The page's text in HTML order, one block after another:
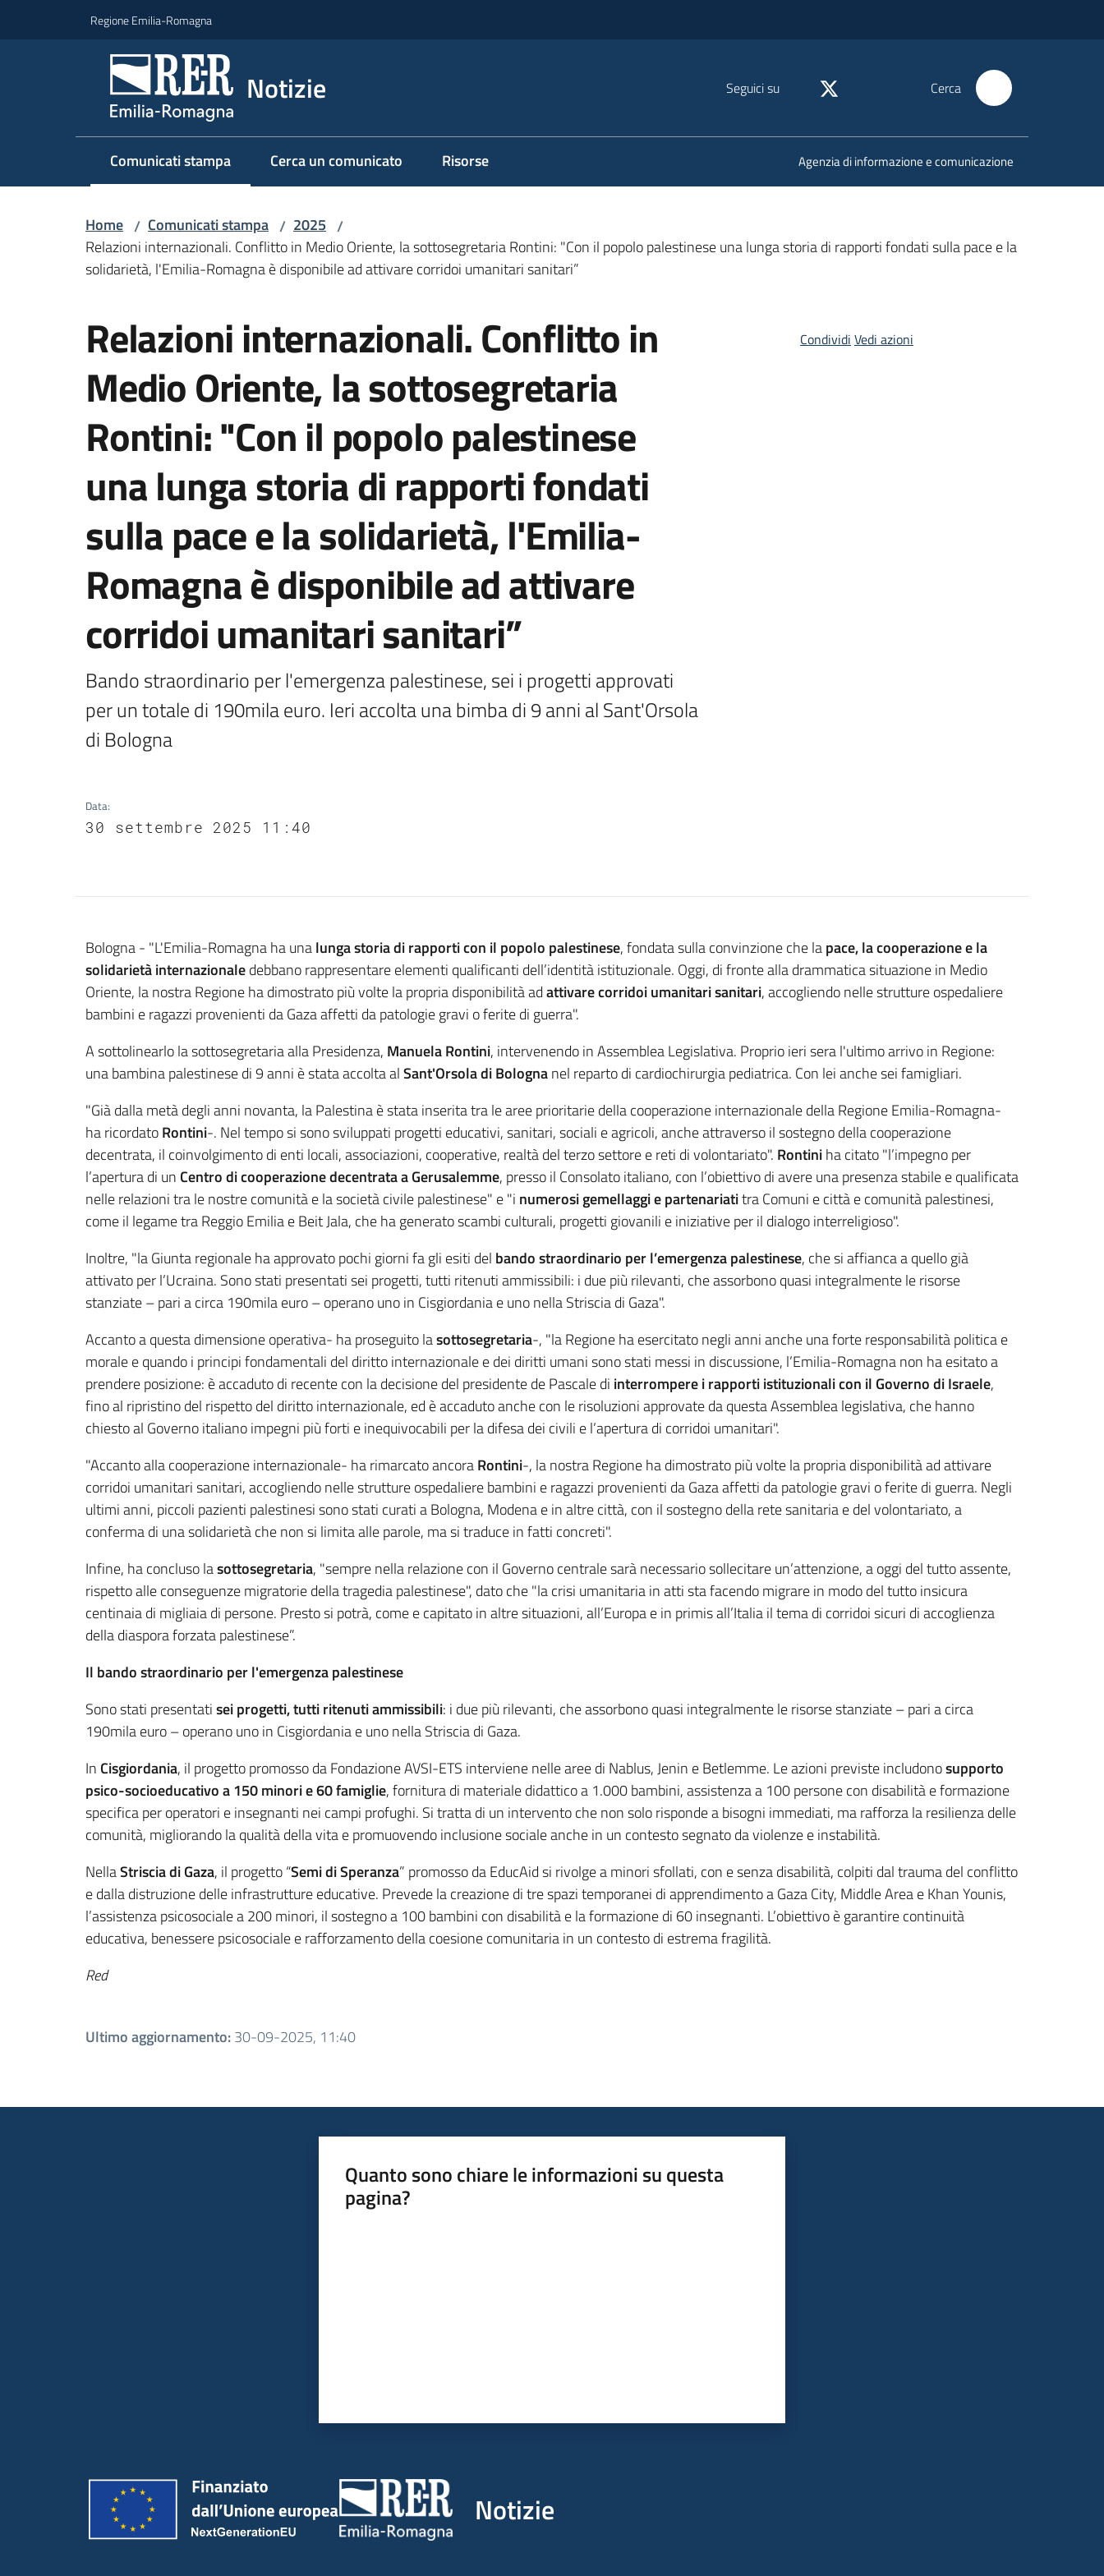
Regione Emilia-Romagna
Notizie Seguici su Cerca
Comunicati stampa
Menu selezionato Cerca un comunicato Risorse Agenzia di informazione e comunicazione
Home / Comunicati stampa / 2025 /
Relazioni internazionali. Conflitto in Medio Oriente, la sottosegretaria Rontini: "Con il popolo palestinese una lunga storia di rapporti fondati sulla pace e la
solidarietà, l'Emilia-Romagna è disponibile ad attivare corridoi umanitari sanitari”
Relazioni internazionali. Conflitto in
Medio Oriente, la sottosegretaria
Rontini: "Con il popolo palestinese
una lunga storia di rapporti fondati
sulla pace e la solidarietà, l'Emilia-
Romagna è disponibile ad attivare
corridoi umanitari sanitari”
Bando straordinario per l'emergenza palestinese, sei i progetti approvati
per un totale di 190mila euro. Ieri accolta una bimba di 9 anni al Sant'Orsola
di Bologna
Data:
30 settembre 2025 11:40
Condividi Vedi azioni
Contenuto
Bologna - "L'Emilia-Romagna ha unalunga storia di rapporti con il popolo palestinese, fondata sulla convinzione che lapace, la cooperazione e la
solidarietà internazionaledebbano rappresentare elementi qualificanti dell’identità istituzionale. Oggi, di fronte alla drammatica situazione in Medio
Oriente, la nostra Regione ha dimostrato più volte la propria disponibilità adattivare corridoi umanitari sanitari, accogliendo nelle strutture ospedaliere
bambini e ragazzi provenienti da Gaza affetti da patologie gravi o ferite di guerra".
A sottolinearlo la sottosegretaria alla Presidenza, Manuela Rontini, intervenendo in Assemblea Legislativa. Proprio ieri sera l'ultimo arrivo in Regione:
una bambina palestinese di 9 anni è stata accolta alSant'Orsola di Bolognanel reparto di cardiochirurgia pediatrica. Con lei anche sei famigliari.
"Già dalla metà degli anni novanta, la Palestina è stata inserita tra le aree prioritarie della cooperazione internazionale della Regione Emilia-Romagna-
ha ricordatoRontini-. Nel tempo si sono sviluppati progetti educativi, sanitari, sociali e agricoli, anche attraverso il sostegno della cooperazione
decentrata, il coinvolgimento di enti locali, associazioni, cooperative, realtà del terzo settore e reti di volontariato". Rontiniha citato "l’impegno per
l’apertura di un Centro di cooperazione decentrata a Gerusalemme, presso il Consolato italiano, con l’obiettivo di avere una presenza stabile e qualificata
nelle relazioni tra le nostre comunità e la società civile palestinese" e "i numerosi gemellaggi e partenariatitra Comuni e città e comunità palestinesi,
come il legame tra Reggio Emilia e Beit Jala, che ha generato scambi culturali, progetti giovanili e iniziative per il dialogo interreligioso".
Inoltre, "la Giunta regionale ha approvato pochi giorni fa gli esiti del bando straordinario per l’emergenza palestinese, che si affianca a quello già
attivato per l’Ucraina. Sono stati presentati sei progetti, tutti ritenuti ammissibili: i due più rilevanti, che assorbono quasi integralmente le risorse
stanziate – pari a circa 190mila euro – operano uno in Cisgiordania e uno nella Striscia di Gaza".
Accanto a questa dimensione operativa- ha proseguito lasottosegretaria-, "la Regione ha esercitato negli anni anche una forte responsabilità politica e
morale e quando i principi fondamentali del diritto internazionale e dei diritti umani sono stati messi in discussione, l’Emilia-Romagna non ha esitato a
prendere posizione: è accaduto di recente con la decisione del presidente de Pascale di interrompere i rapporti istituzionali con il Governo di Israele,
fino al ripristino del rispetto del diritto internazionale, ed è accaduto anche con le risoluzioni approvate da questa Assemblea legislativa, che hanno
chiesto al Governo italiano impegni più forti e inequivocabili per la difesa dei civili e l’apertura di corridoi umanitari".
"Accanto alla cooperazione internazionale- ha rimarcato ancoraRontini-, la nostra Regione ha dimostrato più volte la propria disponibilità ad attivare
corridoi umanitari sanitari, accogliendo nelle strutture ospedaliere bambini e ragazzi provenienti da Gaza affetti da patologie gravi o ferite di guerra. Negli
ultimi anni, piccoli pazienti palestinesi sono stati curati a Bologna, Modena e in altre città, con il sostegno della rete sanitaria e del volontariato, a
conferma di una solidarietà che non si limita alle parole, ma si traduce in fatti concreti".
Infine, ha concluso lasottosegretaria, "sempre nella relazione con il Governo centrale sarà necessario sollecitare un’attenzione, a oggi del tutto assente,
rispetto alle conseguenze migratorie della tragedia palestinese", dato che "la crisi umanitaria in atti sta facendo migrare in modo del tutto insicura
centinaia di migliaia di persone. Presto si potrà, come e capitato in altre situazioni, all’Europa e in primis all’Italia il tema di corridoi sicuri di accoglienza
della diaspora forzata palestinese”.
Il bando straordinario per l'emergenza palestinese
Sono stati presentatisei progetti, tutti ritenuti ammissibili: i due più rilevanti, che assorbono quasi integralmente le risorse stanziate – pari a circa
190mila euro – operano uno in Cisgiordania e uno nella Striscia di Gaza.
In Cisgiordania, il progetto promosso da Fondazione AVSI-ETS interviene nelle aree di Nablus, Jenin e Betlemme. Le azioni previste includonosupporto
psico-socioeducativo a 150 minori e 60 famiglie, fornitura di materiale didattico a 1.000 bambini, assistenza a 100 persone con disabilità e formazione
specifica per operatori e insegnanti nei campi profughi. Si tratta di un intervento che non solo risponde a bisogni immediati, ma rafforza la resilienza delle
comunità, migliorando la qualità della vita e promuovendo inclusione sociale anche in un contesto segnato da violenze e instabilità.
NellaStriscia di Gaza, il progetto “Semi di Speranza” promosso da EducAid si rivolge a minori sfollati, con e senza disabilità, colpiti dal trauma del conflitto
e dalla distruzione delle infrastrutture educative. Prevede la creazione di tre spazi temporanei di apprendimento a Gaza City, Middle Area e Khan Younis,
l’assistenza psicosociale a 200 minori, il sostegno a 100 bambini con disabilità e la formazione di 60 insegnanti. L’obiettivo è garantire continuità
educativa, benessere psicosociale e rafforzamento della coesione comunitaria in un contesto di estrema fragilità.
Red
Ultimo aggiornamento:30-09-2025, 11:40
Quanto sono chiare le informazioni su questa
pagina?
Notizie